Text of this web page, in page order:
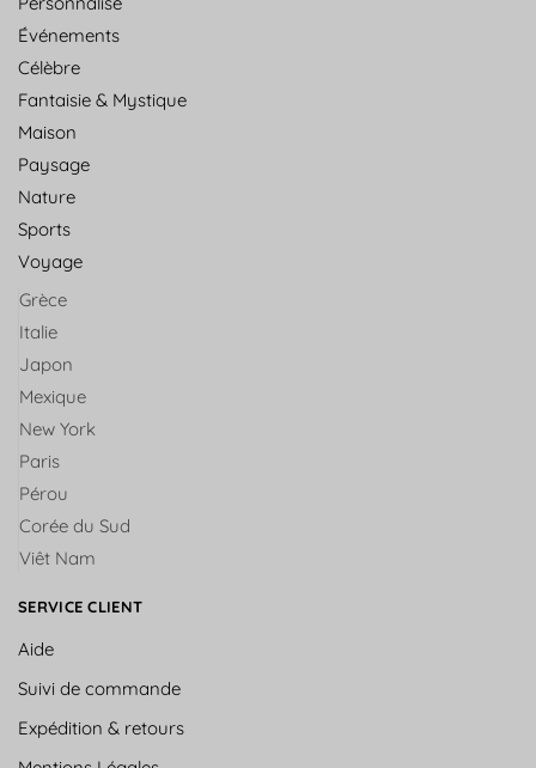
Événements
Célèbre
Fantaisie & Mystique
Maison
Paysage
Nature
Sports
Voyage
Grèce
Italie
Japon
Mexique
New York
Paris
Pérou
Corée du Sud
Viêt Nam
SERVICE CLIENT
Aide
Suivi de commande
Expédition & retours